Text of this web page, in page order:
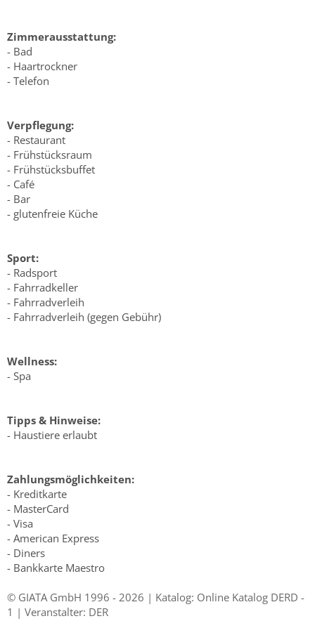
Zimmerausstattung:
- Bad
- Haartrockner
- Telefon
Verpflegung:
- Restaurant
- Frühstücksraum
- Frühstücksbuffet
- Café
- Bar
- glutenfreie Küche
Sport:
- Radsport
- Fahrradkeller
- Fahrradverleih
- Fahrradverleih (gegen Gebühr)
Wellness:
- Spa
Tipps & Hinweise:
- Haustiere erlaubt
Zahlungsmöglichkeiten:
- Kreditkarte
- MasterCard
- Visa
- American Express
- Diners
- Bankkarte Maestro
© GIATA GmbH 1996 - 2026 | Katalog: Online Katalog DERD -
1 | Veranstalter: DER